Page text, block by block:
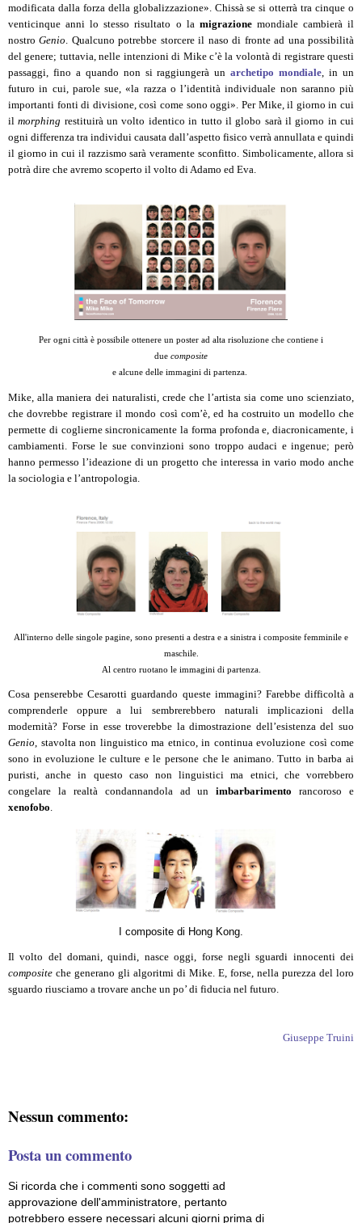
modificata dalla forza della globalizzazione». Chissà se si otterrà tra cinque o
venticinque anni lo stesso risultato o la migrazione mondiale cambierà il
nostroGenio . Qualcuno potrebbe storcere il naso di fronte ad una possibilità
del genere; tuttavia, nelle intenzioni di Mike c’è la volontà di registrare questi
passaggi, fino a quando non si raggiungerà unarchetipo mondiale , in un
futuro in cui, parole sue, «la razza o l’identità individuale non saranno più
importanti fonti di divisione, così come sono oggi». Per Mike, il giorno in cui
ilmorphing restituirà un volto identico in tutto il globo sarà il giorno in cui
ogni differenza tra individui causata dall’aspetto fisico verrà annullata e quindi
il giorno in cui il razzismo sarà veramente sconfitto. Simbolicamente, allora si
potrà dire che avremo scoperto il volto di Adamo ed Eva.
Per ogni città è possibile ottenere un poster ad alta risoluzione che contiene i
due composite
e alcune delle immagini di partenza.
Mike, alla maniera dei naturalisti, crede che l’artista sia come uno scienziato,
che dovrebbe registrare il mondo così com’è, ed ha costruito un modello che
permette di coglierne sincronicamente la forma profonda e, diacronicamente, i
cambiamenti. Forse le sue convinzioni sono troppo audaci e ingenue; però
hanno permesso l’ideazione di un progetto che interessa in vario modo anche
la sociologia e l’antropologia.
All'interno delle singole pagine, sono presenti a destra e a sinistra i composite femminile e
maschile.
Al centro ruotano le immagini di partenza.
Cosa penserebbe Cesarotti guardando queste immagini? Farebbe difficoltà a
comprenderle oppure a lui sembrerebbero naturali implicazioni della
modernità? Forse in esse troverebbe la dimostrazione dell’esistenza del suo
Genio, stavolta non linguistico ma etnico, in continua evoluzione così come
sono in evoluzione le culture e le persone che le animano. Tutto in barba ai
puristi, anche in questo caso non linguistici ma etnici, che vorrebbero
congelare la realtà condannandola ad unimbarbarimentorancoroso e
xenofobo.
I composite di Hong Kong.
Il volto del domani, quindi, nasce oggi, forse negli sguardi innocenti dei
composite che generano gli algoritmi di Mike. E, forse, nella purezza del loro
sguardo riusciamo a trovare anche un po’ di fiducia nel futuro.
Giuseppe Truini
Nessun commento:
Posta un commento
Si ricorda che i commenti sono soggetti ad
approvazione dell'amministratore, pertanto
potrebbero essere necessari alcuni giorni prima di